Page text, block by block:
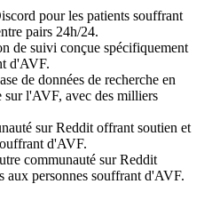
pour les patients souffrant
pairs 24h/24.
de suivi conçue spécifiquement
d'AVF.
de données de recherche en
sur l'AVF, avec des milliers
sur Reddit offrant soutien et
d'AVF.
communauté sur Reddit
aux personnes souffrant d'AVF.